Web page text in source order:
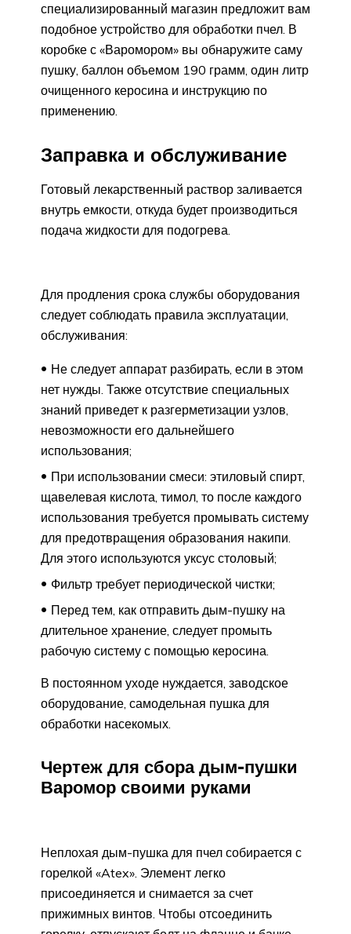
специализированный магазин предложит вам
подобное устройство для обработки пчел. В
коробке с «Варомором» вы обнаружите саму
пушку, баллон объемом 190 грамм, один литр
очищенного керосина и инструкцию по
применению.
Заправка и обслуживание
Готовый лекарственный раствор заливается
внутрь емкости, откуда будет производиться
подача жидкости для подогрева.
Для продления срока службы оборудования
следует соблюдать правила эксплуатации,
обслуживания:
Не следует аппарат разбирать, если в этом
нет нужды. Также отсутствие специальных
знаний приведет к разгерметизации узлов,
невозможности его дальнейшего
использования;
При использовании смеси: этиловый спирт,
щавелевая кислота, тимол, то после каждого
использования требуется промывать систему
для предотвращения образования накипи.
Для этого используются уксус столовый;
Фильтр требует периодической чистки;
Перед тем, как отправить дым-пушку на
длительное хранение, следует промыть
рабочую систему с помощью керосина.
В постоянном уходе нуждается, заводское
оборудование, самодельная пушка для
обработки насекомых.
Чертеж для сбора дым-пушки
Варомор своими руками
Неплохая дым-пушка для пчел собирается с
горелкой «Atex». Элемент легко
присоединяется и снимается за счет
прижимных винтов. Чтобы отсоединить